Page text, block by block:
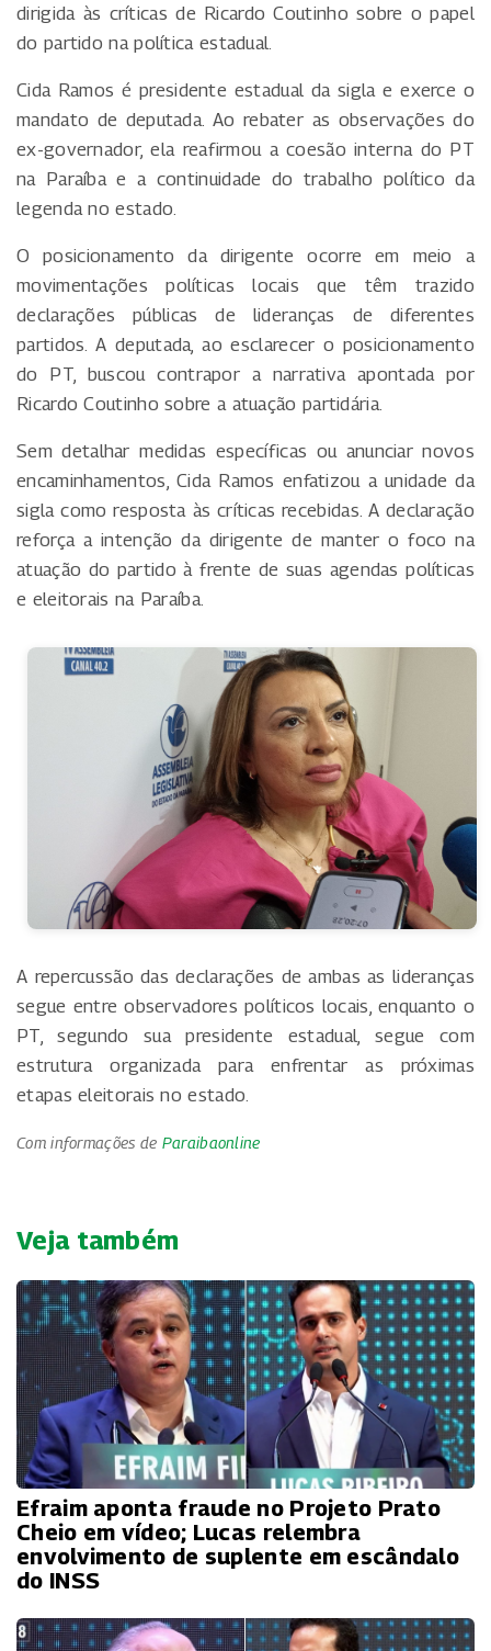
dirigida às críticas de Ricardo Coutinho sobre o papel
do partido na política estadual.
Cida Ramos é presidente estadual da sigla e exerce o
mandato de deputada. Ao rebater as observações do
ex-governador, ela reafirmou a coesão interna do PT
na Paraíba e a continuidade do trabalho político da
legenda no estado.
O posicionamento da dirigente ocorre em meio a
movimentações políticas locais que têm trazido
declarações públicas de lideranças de diferentes
partidos. A deputada, ao esclarecer o posicionamento
do PT, buscou contrapor a narrativa apontada por
Ricardo Coutinho sobre a atuação partidária.
Sem detalhar medidas específicas ou anunciar novos
encaminhamentos, Cida Ramos enfatizou a unidade da
sigla como resposta às críticas recebidas. A declaração
reforça a intenção da dirigente de manter o foco na
atuação do partido à frente de suas agendas políticas
e eleitorais na Paraíba.
A repercussão das declarações de ambas as lideranças
segue entre observadores políticos locais, enquanto o
PT, segundo sua presidente estadual, segue com
estrutura organizada para enfrentar as próximas
etapas eleitorais no estado.
Com informações de Paraibaonline
Veja também
Efraim aponta fraude no Projeto Prato
Cheio em vídeo; Lucas relembra
envolvimento de suplente em escândalo
do INSS